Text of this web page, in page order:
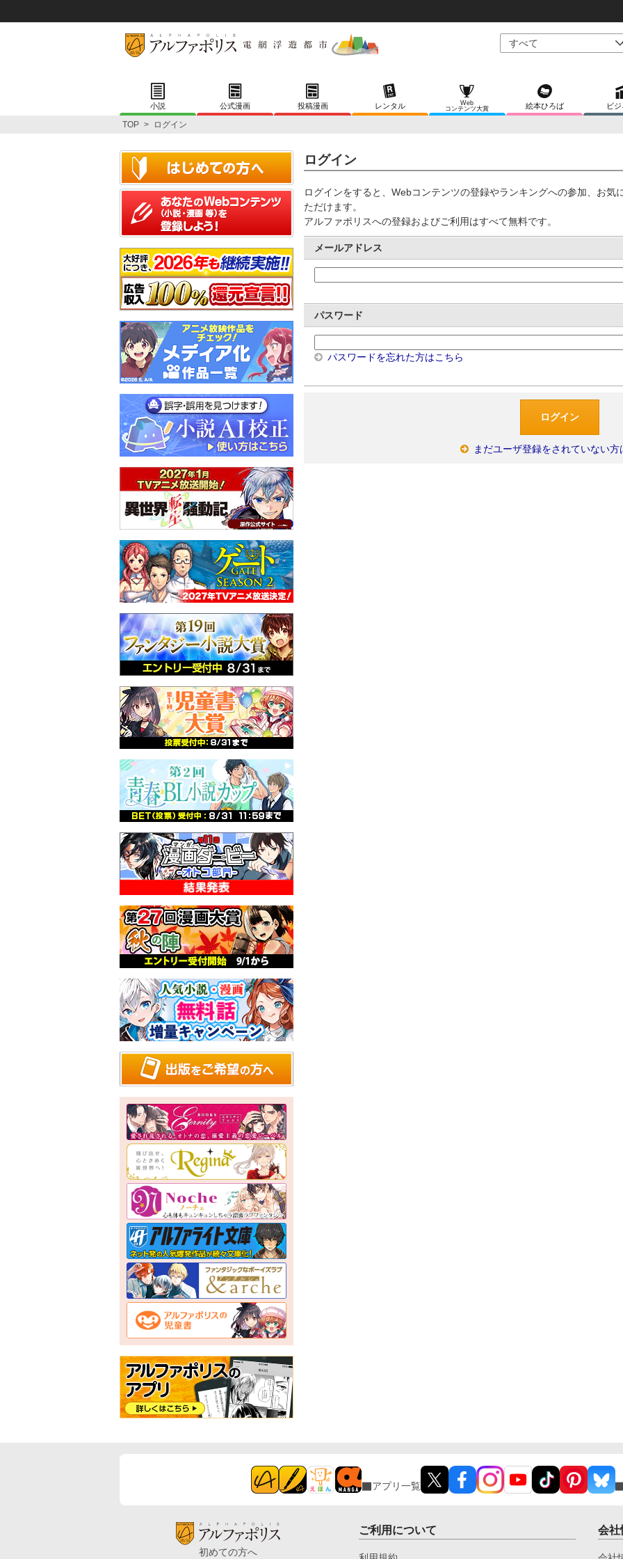
小説 公式漫画 投稿漫画 レンタル
Web
コンテンツ大賞
絵本ひろば ビ
TOP > ログイン
ログイン
ログインをすると、Webコンテンツの登録やランキングへの参加、お気
ただけます。
アルファポリスへの登録およびご利用はすべて無料です。
メールアドレス
パスワード
パスワードを忘れた方はこちら
まだユーザ登録をされていない方
アプリ一覧
初めての方へ
ご利用について 会社